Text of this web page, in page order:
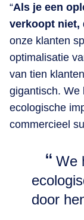
“Als je een
verkoopt niet,
onze klanten
optimalisatie
van tien
gigantisch. We
ecologische
commercieel
We
door